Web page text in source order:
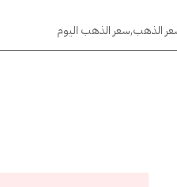
الذهب,سعر الذهب اليوم